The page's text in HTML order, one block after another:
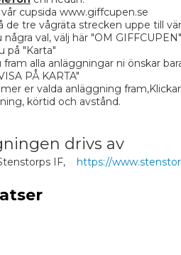
vår cupsida www.giffcupen.se
de tre vågräta strecken uppe till
några val, välj här "OM
på "Karta"
fram alla anläggningar ni önskar
PÅ KARTA"
er valda anläggning
körtid och avstånd.
drivs av
IF, https://